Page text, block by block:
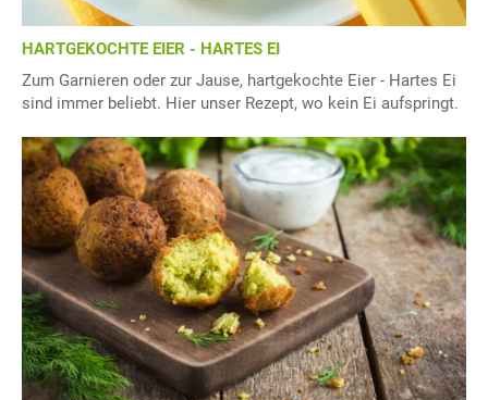
HARTGEKOCHTE EIER - HARTES EI
Zum Garnieren oder zur Jause, hartgekochte Eier - Hartes Ei
sind immer beliebt. Hier unser Rezept, wo kein Ei aufspringt.